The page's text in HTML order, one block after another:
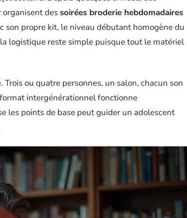
des soirées broderie hebdomadaires
son propre kit, le niveau débutant homogène du
logistique reste simple puisque tout le matériel
ou quatre personnes, un salon, chacun son
intergénérationnel fonctionne
les points de base peut guider un adolescent